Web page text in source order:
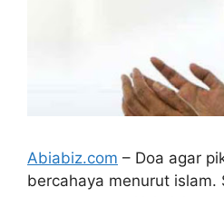
Abiabiz.com – Doa agar
bercahaya menurut islam.